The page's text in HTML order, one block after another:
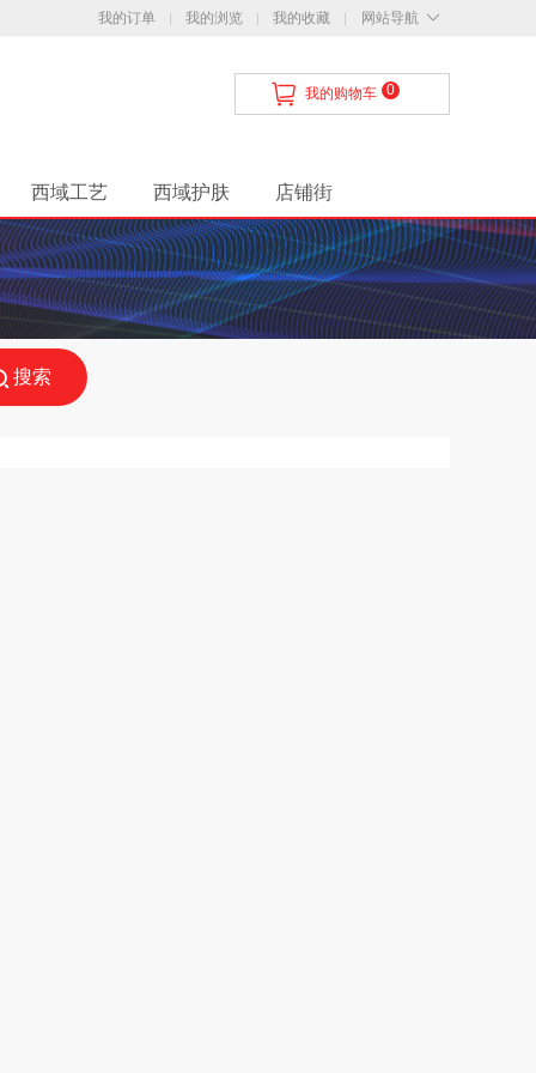
我的订单 我的浏览 我的收藏 网站导航
我的购物车 0
西域工艺 西域护肤 店铺街
入门 商家后台使用帮助
程 公告 商城公告 网店帮助分类
题 App 站内快讯 资讯 素材库
费模板
搜索